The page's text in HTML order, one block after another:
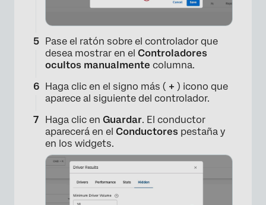
Pase el ratón sobre el controlador que
desea mostrar en el Controladores
ocultos manualmente columna.
Haga clic en el signo más ( + ) icono que
aparece al siguiente del controlador.
Haga clic en Guardar. El conductor
aparecerá en el Conductores pestaña y
en los widgets.